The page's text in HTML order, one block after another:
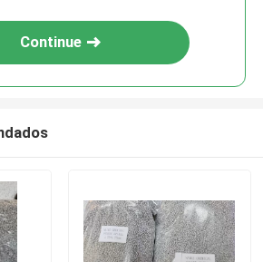
Continue